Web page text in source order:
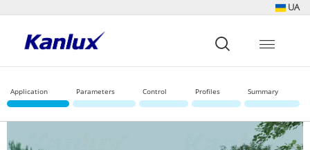
UA
główna
Application Parameters Control Profiles Summary